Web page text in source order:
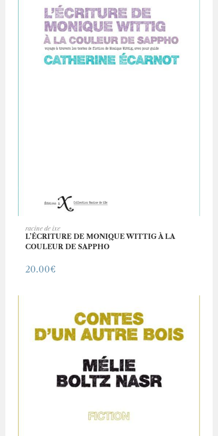
racine de ixe
L’ÉCRITURE DE MONIQUE WITTIG À LA
COULEUR DE SAPPHO
20.00€